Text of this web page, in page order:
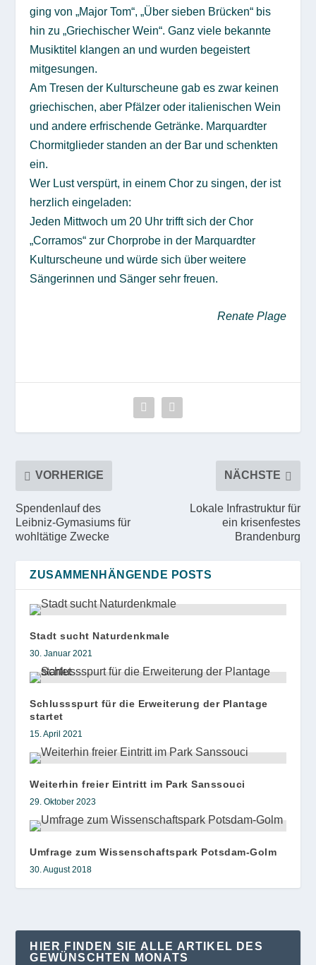
ging von „Major Tom“, „Über sieben Brücken“ bis
hin zu „Griechischer Wein“. Ganz viele bekannte
Musiktitel klangen an und wurden begeistert
mitgesungen.
Am Tresen der Kulturscheune gab es zwar keinen
griechischen, aber Pfälzer oder italienischen Wein
und andere erfrischende Getränke. Marquardter
Chormitglieder standen an der Bar und schenkten
ein.
Wer Lust verspürt, in einem Chor zu singen, der ist
herzlich eingeladen:
Jeden Mittwoch um 20 Uhr trifft sich der Chor
„Corramos“ zur Chorprobe in der Marquardter
Kulturscheune und würde sich über weitere
Sängerinnen und Sänger sehr freuen.
Renate Plage
VORHERIGE
Spendenlauf des
Leibniz-Gymasiums für
wohltätige Zwecke
NÄCHSTE
Lokale Infrastruktur für
ein krisenfestes
Brandenburg
ZUSAMMENHÄNGENDE POSTS
Stadt sucht Naturdenkmale
30. Januar 2021
Schlussspurt für die Erweiterung der Plantage
startet
15. April 2021
Weiterhin freier Eintritt im Park Sanssouci
29. Oktober 2023
Umfrage zum Wissenschaftspark Potsdam-Golm
30. August 2018
HIER FINDEN SIE ALLE ARTIKEL DES
GEWÜNSCHTEN MONATS